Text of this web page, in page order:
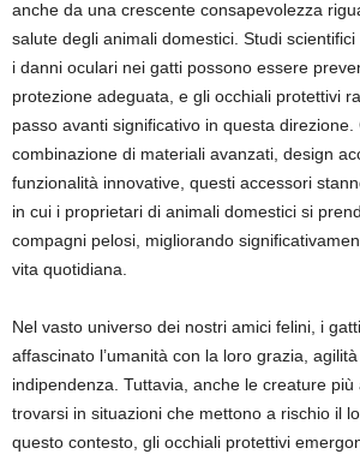
anche da una crescente consapevolezza
salute degli animali domestici. Studi
i danni oculari nei gatti possono essere
protezione adeguata, e gli occhiali protettivi
passo avanti significativo in questa direzione.
combinazione di materiali avanzati, design
funzionalità innovative, questi accessori
in cui i proprietari di animali domestici si
compagni pelosi, migliorando
vita quotidiana.
Nel vasto universo dei nostri amici felini, i
affascinato l’umanità con la loro grazia,
indipendenza. Tuttavia, anche le creature
trovarsi in situazioni che mettono a rischio il
questo contesto, gli occhiali protettivi